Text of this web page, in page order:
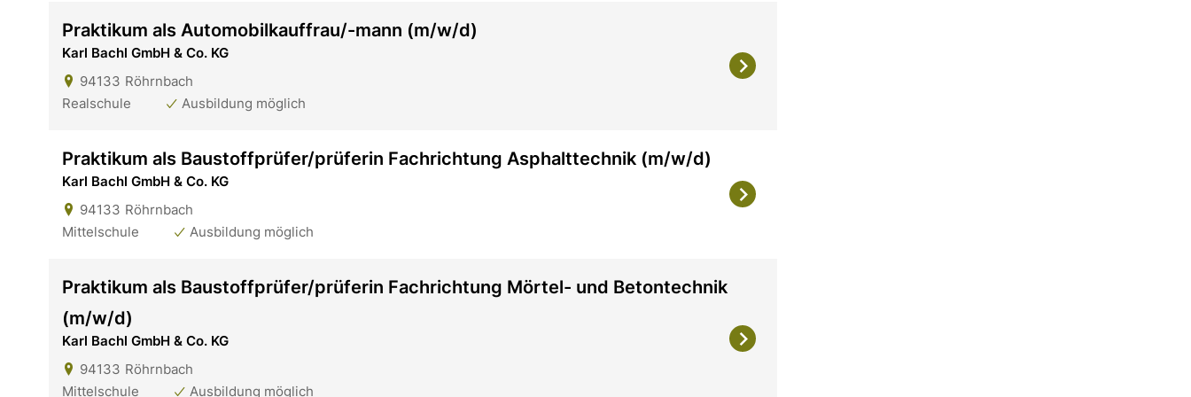
Praktikum als Automobilkauffrau/-mann (m/w/d)
Karl Bachl GmbH & Co. KG
94133 Röhrnbach
Realschule
Ausbildung möglich
Praktikum als Baustoffprüfer/prüferin Fachrichtung Asphalttechnik (m/w/d)
Karl Bachl GmbH & Co. KG
94133 Röhrnbach
Mittelschule
Ausbildung möglich
Praktikum als Baustoffprüfer/prüferin Fachrichtung Mörtel- und Betontechnik
(m/w/d)
Karl Bachl GmbH & Co. KG
94133 Röhrnbach
Mittelschule
Ausbildung möglich